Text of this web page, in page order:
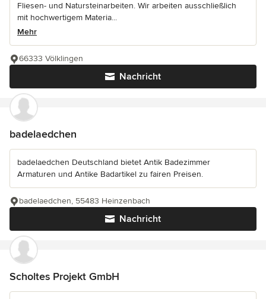
Fliesen- und Natursteinarbeiten. Wir arbeiten ausschließlich
mit hochwertigem Materia...
Mehr
Nachricht
66333 Völklingen
badelaedchen
badelaedchen Deutschland bietet Antik Badezimmer
Armaturen und Antike Badartikel zu fairen Preisen.
Nachricht
badelaedchen, 55483 Heinzenbach
Scholtes Projekt GmbH